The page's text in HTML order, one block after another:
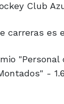
Club
carreras es
-